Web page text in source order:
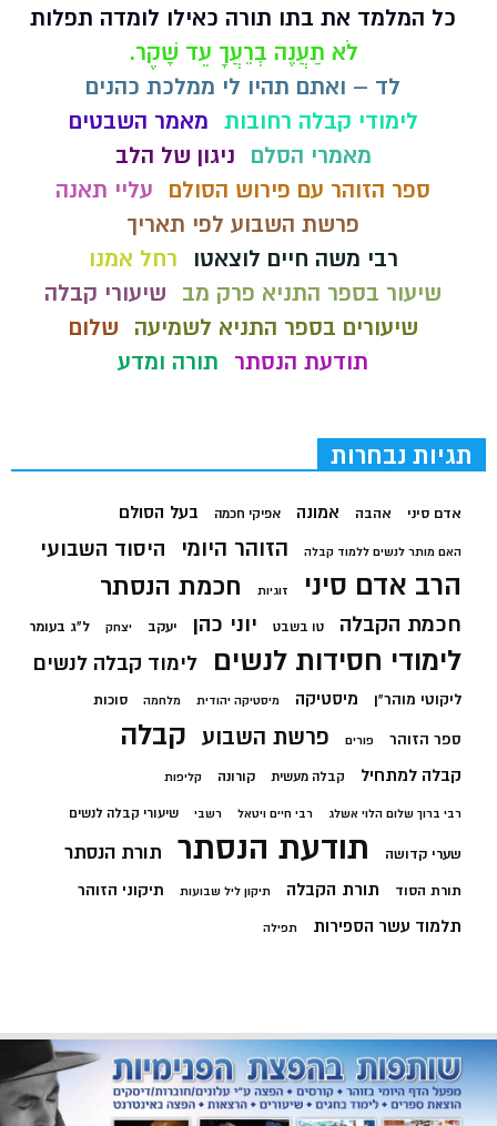
כל המלמד את בתו תורה כאילו לומדה תפלות
לֹא תַעֲנֶה בְרֵעֲךָ עֵד שָׁקֶר.
לד – ואתם תהיו לי ממלכת כהנים
לימודי קבלה רחובות מאמר השבטים
מאמרי הסלם
ניגון של הלב
ספר הזוהר עם פירוש הסולם
עליי תאנה
פרשת השבוע לפי תאריך
רבי משה חיים לוצאטו
רחל אמנו
שיעור בספר התניא פרק מב
שיעורי קבלה
שיעורים בספר התניא לשמיעה
שלום
תודעת הנסתר
תורה ומדע
תגיות נבחרות
אדם סיני אהבה אמונה אפיקי חכמה בעל הסולם
האם מותר לנשים ללמוד קבלה הזוהר היומי היסוד השבועי
הרב אדם סיני זוגיות חכמת הנסתר
חכמת הקבלה טו בשבט יוני כהן יעקב יצחק ל"ג בעומר
לימודי חסידות לנשים לימוד קבלה לנשים
ליקוטי מוהר"ן מיסטיקה מיסטיקה יהודית מלחמה סוכות
ספר הזוהר פורים פרשת השבוע קבלה
קבלה למתחיל קבלה מעשית קורונה קליפות
רבי ברוך שלום הלוי אשלג רבי חיים ויטאל רשבי שיעורי קבלה לנשים
שערי קדושה תודעת הנסתר תורת הנסתר
תורת הסוד תורת הקבלה תיקון ליל שבועות תיקוני הזוהר
תלמוד עשר הספירות תפילה